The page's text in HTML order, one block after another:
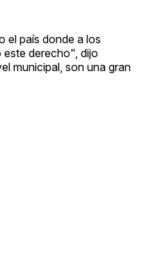
el país donde a los
este derecho", dijo
municipal, son una gran